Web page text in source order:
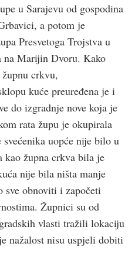
u Sarajevu od gospodina
a potom je
Presvetoga Trojstva u
na Marijin Dvoru. Kako
crkvu,
kuće preuređena je i
do izgradnje nove koja je
rata župu je okupirala
uopće nije bilo u
župna crkva bila je
nije bila ništa manje
sve obnoviti i započeti
Župnici su od
vlasti tražili lokaciju
nažalost nisu uspjeli dobiti